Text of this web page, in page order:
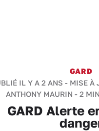
GARD
IL Y A 2 ANS - MISE À
ANTHONY MAURIN - 2 MIN
GARD Alerte